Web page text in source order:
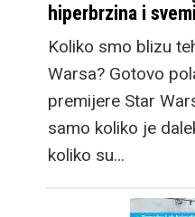
hiperbrzina i
Koliko smo blizu
Warsa? Gotovo
premijere Star
samo koliko je
koliko su…